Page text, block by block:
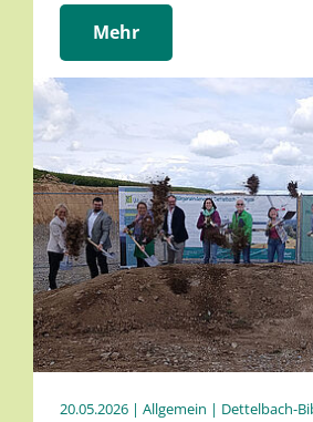
Mehr
20.05.2026 | Allgemein | Dettelbach-